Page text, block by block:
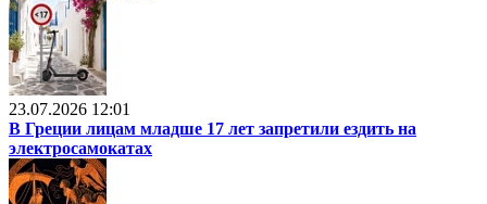
23.07.2026 12:01
В Греции лицам младше 17 лет запретили ездить на
электросамокатах